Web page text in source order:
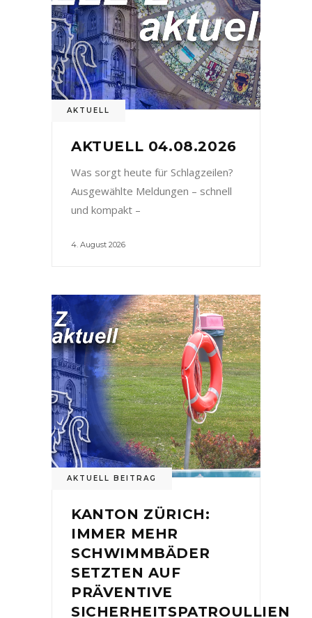
AKTUELL
AKTUELL 04.08.2026
Was sorgt heute für Schlagzeilen?
Ausgewählte Meldungen – schnell
und kompakt –
4. August 2026
AKTUELL BEITRAG
KANTON ZÜRICH:
IMMER MEHR
SCHWIMMBÄDER
SETZTEN AUF
PRÄVENTIVE
SICHERHEITSPATROULLIEN